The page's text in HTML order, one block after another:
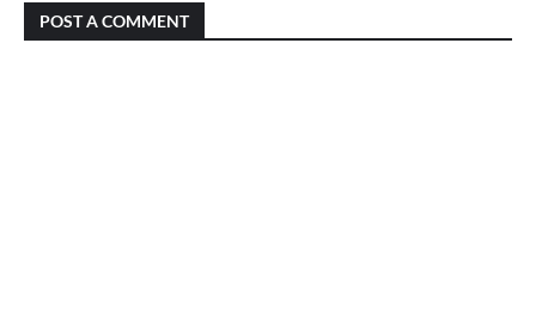
POST A COMMENT